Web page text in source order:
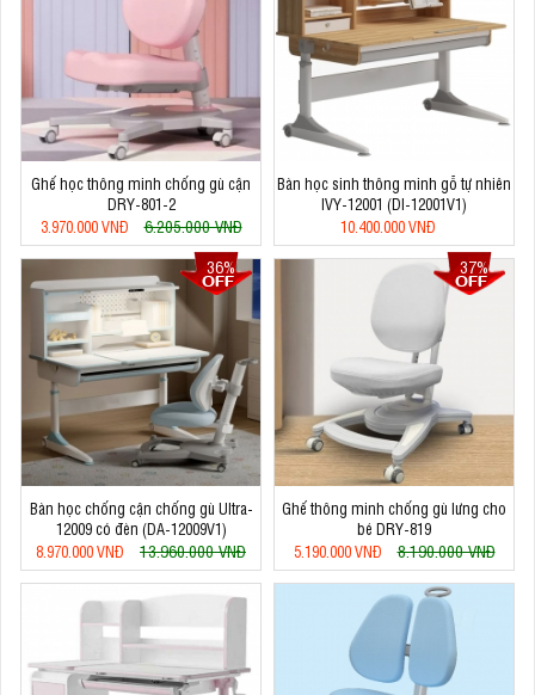
Ghế học thông minh chống gù cận
DRY-801-2
3.970.000 VNĐ
6.205.000 VNĐ
Bàn học sinh thông minh gỗ tự nhiên
IVY-12001 (DI-12001V1)
10.400.000 VNĐ
36%
Bàn học chống cận chống gù Ultra-
12009 có đèn (DA-12009V1)
8.970.000 VNĐ
13.960.000 VNĐ
37%
Ghế thông minh chống gù lưng cho
bé DRY-819
5.190.000 VNĐ
8.190.000 VNĐ